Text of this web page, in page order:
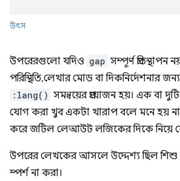
উৎস
উপরেরগুলো যদিও gap সম্পূর্ণ প্রতিস্থাপন
পরিস্থিতি, লেখার মোড বা দিকনির্দেশনার জন্য
:lang() সমন্বয়ের প্রয়োজন হয়। এক বা
যোগ করা খুব একটা খারাপ বলে মনে হয়
করে জটিল লেআউট লজিকের দিকে নিয়ে
উপরের লেখকের আসলে উদ্দেশ্য ছিল শিশু
স্পর্শ না করা।